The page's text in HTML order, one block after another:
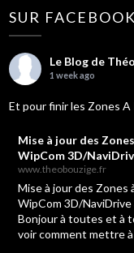
SUR FACEBOOK
Le Blog de
1 week ago
Et pour finir les Zones A
Mise à jour des
WipCom 3D/
www.theobouzige.fr
Mise à jour des Zones
WipCom 3D/
Bonjour à toutes et à
voir comment mettre